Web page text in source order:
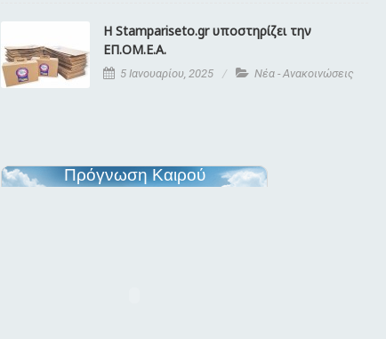
H Stampariseto.gr υποστηρίζει την
ΕΠ.ΟΜ.Ε.Α.
5 Ιανουαρίου, 2025 Νέα - Ανακοινώσεις